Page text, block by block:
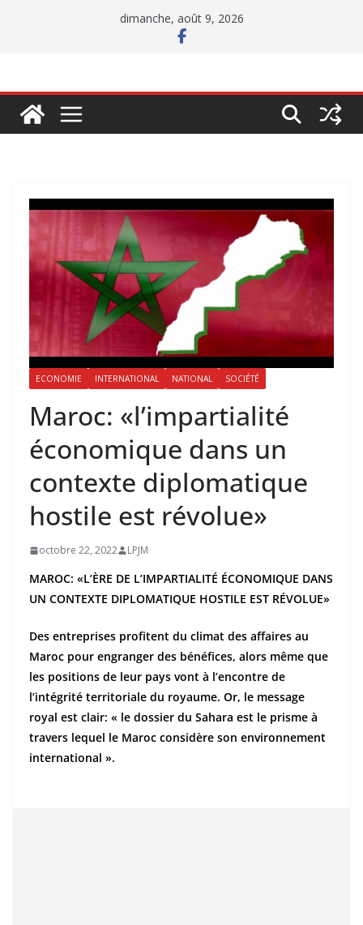
dimanche, août 9, 2026
ECONOMIE INTERNATIONAL NATIONAL SOCIÉTÉ
Maroc: «l’impartialité
économique dans un
contexte diplomatique
hostile est révolue»
octobre 22, 2022 LPJM
MAROC: «L’ÈRE DE L’IMPARTIALITÉ ÉCONOMIQUE DANS
UN CONTEXTE DIPLOMATIQUE HOSTILE EST RÉVOLUE»
Des entreprises profitent du climat des affaires au
Maroc pour engranger des bénéfices, alors même que
les positions de leur pays vont à l’encontre de
l’intégrité territoriale du royaume. Or, le message
royal est clair: « le dossier du Sahara est le prisme à
travers lequel le Maroc considère son environnement
international ».